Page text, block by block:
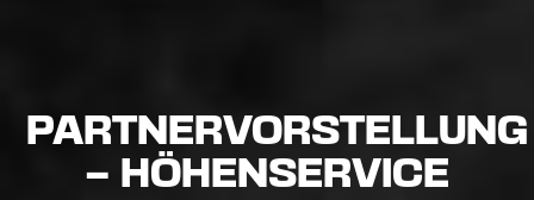
PARTNERVORSTELLUNG
– HÖHENSERVICE